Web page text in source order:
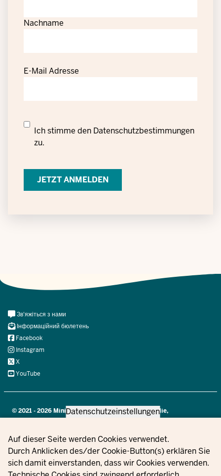
Privacy settings
Datenschutzeinstellungen
Auf dieser Seite werden Cookies verwendet.
Durch Anklicken des/der Cookie-Button(s) erklären Sie
sich damit einverstanden, dass wir Cookies verwenden.
Nachname
E-Mail Adresse
Datenschutzrechtliche
Einwilligung
personenbezogener
Ich stimme den Datenschutzbestimmungen
zu.
Зв'яжіться
Інформація
Meta
Navi
Social
Зв'яжіться з нами
Інформаційний бюлетень
Facebook
Instagram
X
YouTube
© 2021 - 2026 Ministerium für Kinder, Jugend, Familie,
Westfalen